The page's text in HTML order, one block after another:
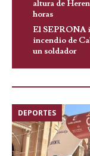
altura de
horas
El SEPRONA
incendio de
un soldador
DEPORTES